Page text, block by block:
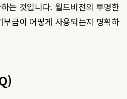
는 것입니다. 월드비전의 투명한
금이 어떻게 사용되는지 명확하